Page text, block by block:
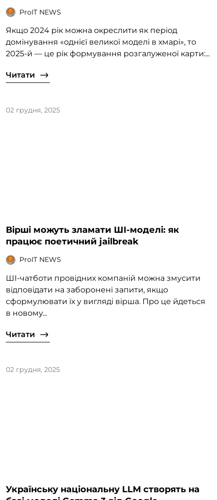
ProIT NEWS
Якщо 2024 рік можна окреслити як період
домінування «однієї великої моделі в хмарі», то
2025-й — це рік формування розгалуженої карти:...
Читати
02 грудня, 2025
Вірші можуть зламати ШІ-моделі: як
працює поетичний jailbreak
ProIT NEWS
ШІ-чатботи провідних компаній можна змусити
відповідати на заборонені запити, якщо
сформулювати їх у вигляді вірша. Про це йдеться
в новому...
Читати
02 грудня, 2025
Українську національну LLM створять на